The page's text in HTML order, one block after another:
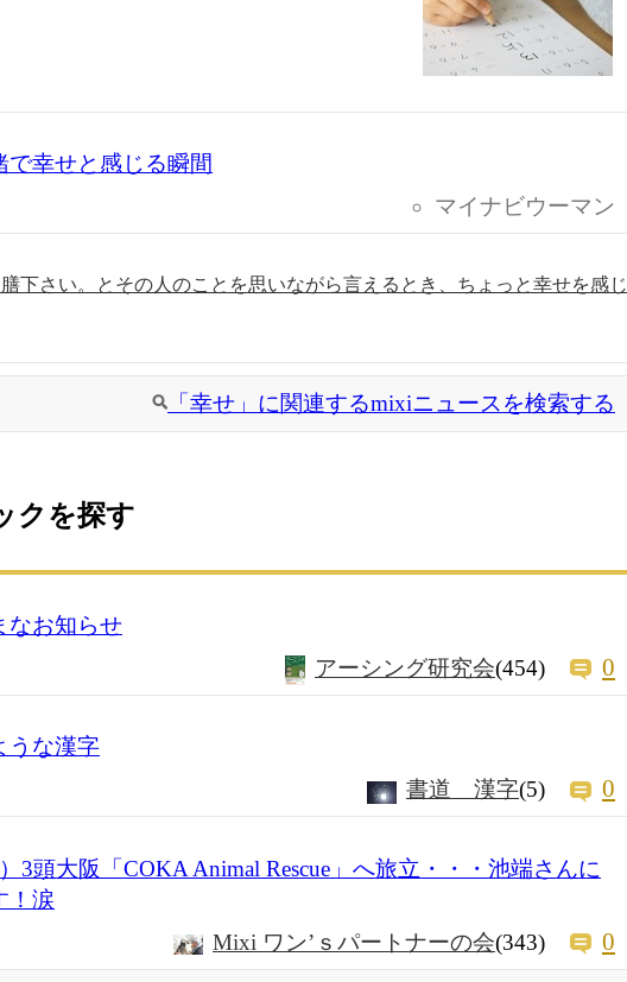
で幸せと感じる瞬間
マイナビウーマン
下さい。とその人のことを思いながら言えるとき、ちょっと幸せを感じ
「幸せ」に関連するmixiニュースを検索する
クを探す
なお知らせ
アーシング研究会(454) 0
うな漢字
書道 漢字(5) 0
3頭大阪「COKA Animal Rescue」へ旅立・・・池端さんに
！涙
Mixi ワン’ｓパートナーの会(343) 0